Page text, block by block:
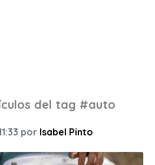
del tag #auto
por Isabel Pinto